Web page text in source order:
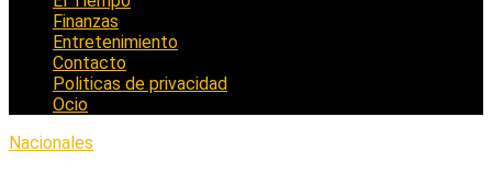
Finanzas
Entretenimiento
Contacto
Politicas de privacidad
Ocio
Nacionales